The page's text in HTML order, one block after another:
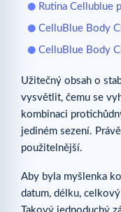
Rutina Cellublue
CelluBlue Body
CelluBlue Body
Užitečný obsah o
vysvětlit, čemu se
kombinaci
jediném sezení.
použitelnější.
Aby byla myšlenka
datum, délku,